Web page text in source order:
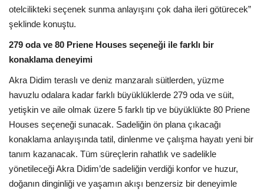
otelcilikteki seçenek sunma anlayışını çok daha ileri götürecek”
şeklinde konuştu.
279 oda ve 80 Priene Houses seçeneği ile farklı bir
konaklama deneyimi
Akra Didim teraslı ve deniz manzaralı süitlerden, yüzme
havuzlu odalara kadar farklı büyüklüklerde 279 oda ve süit,
yetişkin ve aile olmak üzere 5 farklı tip ve büyüklükte 80 Priene
Houses seçeneği sunacak. Sadeliğin ön plana çıkacağı
konaklama anlayışında tatil, dinlenme ve çalışma hayatı yeni bir
tanım kazanacak. Tüm süreçlerin rahatlık ve sadelikle
yönetileceği Akra Didim’de sadeliğin verdiği konfor ve huzur,
doğanın dinginliği ve yaşamın akışı benzersiz bir deneyimle